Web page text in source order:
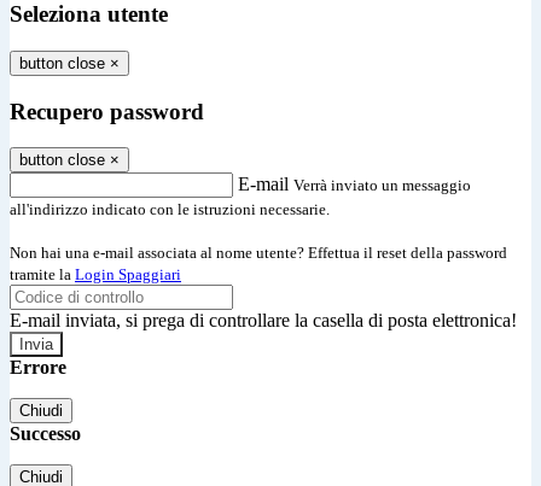
Seleziona utente
button close ×
Recupero password
button close ×
E-mail Verrà inviato un messaggio
all'indirizzo indicato con le istruzioni necessarie.
Non hai una e-mail associata al nome utente? Effettua il reset della password
tramite la Login Spaggiari
E-mail inviata, si prega di controllare la casella di posta elettronica!
Errore
Chiudi
Successo
Chiudi